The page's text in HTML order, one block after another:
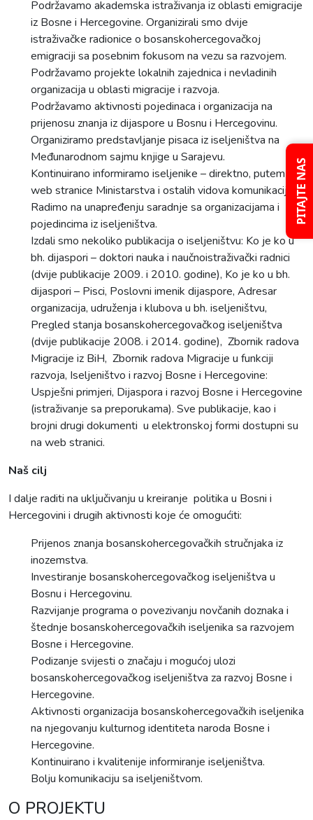
PITAJTE NAS
Podržavamo akademska istraživanja iz oblasti emigracije
iz Bosne i Hercegovine. Organizirali smo dvije
istraživačke radionice o bosanskohercegovačkoj
emigraciji sa posebnim fokusom na vezu sa razvojem.
Podržavamo projekte lokalnih zajednica i nevladinih
organizacija u oblasti migracije i razvoja.
Podržavamo aktivnosti pojedinaca i organizacija na
prijenosu znanja iz dijaspore u Bosnu i Hercegovinu.
Organiziramo predstavljanje pisaca iz iseljeništva na
Međunarodnom sajmu knjige u Sarajevu.
Kontinuirano informiramo iseljenike – direktno, putem
web stranice Ministarstva i ostalih vidova komunikacije.
Radimo na unapređenju saradnje sa organizacijama i
pojedincima iz iseljeništva.
Izdali smo nekoliko publikacija o iseljeništvu: Ko je ko u
bh. dijaspori – doktori nauka i naučnoistraživački radnici
(dvije publikacije 2009. i 2010. godine), Ko je ko u bh.
dijaspori – Pisci, Poslovni imenik dijaspore, Adresar
organizacija, udruženja i klubova u bh. iseljeništvu,
Pregled stanja bosanskohercegovačkog iseljeništva
(dvije publikacije 2008. i 2014. godine), Zbornik radova
Migracije iz BiH, Zbornik radova Migracije u funkciji
razvoja, Iseljeništvo i razvoj Bosne i Hercegovine:
Uspješni primjeri, Dijaspora i razvoj Bosne i Hercegovine
(istraživanje sa preporukama). Sve publikacije, kao i
brojni drugi dokumenti u elektronskoj formi dostupni su
na web stranici.
Naš cilj
I dalje raditi na uključivanju u kreiranje politika u Bosni i
Hercegovini i drugih aktivnosti koje će omogućiti:
Prijenos znanja bosanskohercegovačkih stručnjaka iz
inozemstva.
Investiranje bosanskohercegovačkog iseljeništva u
Bosnu i Hercegovinu.
Razvijanje programa o povezivanju novčanih doznaka i
štednje bosanskohercegovačkih iseljenika sa razvojem
Bosne i Hercegovine.
Podizanje svijesti o značaju i mogućoj ulozi
bosanskohercegovačkog iseljeništva za razvoj Bosne i
Hercegovine.
Aktivnosti organizacija bosanskohercegovačkih iseljenika
na njegovanju kulturnog identiteta naroda Bosne i
Hercegovine.
Kontinuirano i kvalitenije informiranje iseljeništva.
Bolju komunikaciju sa iseljeništvom.
O PROJEKTU